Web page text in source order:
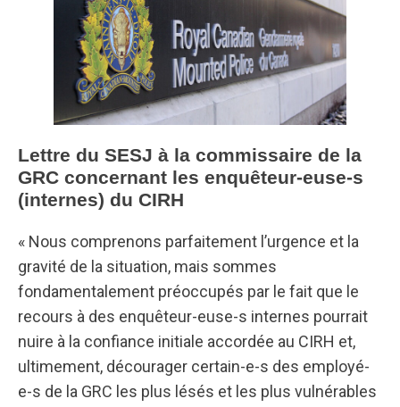
Lettre du SESJ à la commissaire de la
GRC concernant les enquêteur-euse-s
(internes) du CIRH
« Nous comprenons parfaitement l’urgence et la
gravité de la situation, mais sommes
fondamentalement préoccupés par le fait que le
recours à des enquêteur-euse-s internes pourrait
nuire à la confiance initiale accordée au CIRH et,
ultimement, décourager certain-e-s des employé-
e-s de la GRC les plus lésés et les plus vulnérables